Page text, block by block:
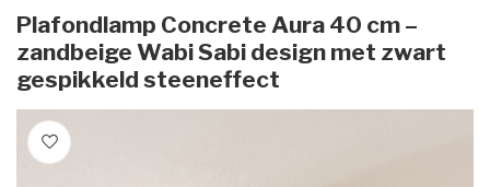
Plafondlamp Concrete Aura 40 cm –
zandbeige Wabi Sabi design met zwart
gespikkeld steeneffect